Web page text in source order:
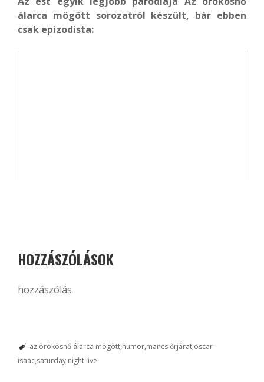
álarca mögött sorozatról készült, bár ebben
csak epizodista:
HOZZÁSZÓLÁSOK
hozzászólás
az örökösnő álarca mögött humor mancs őrjárat oscar
isaac saturday night live